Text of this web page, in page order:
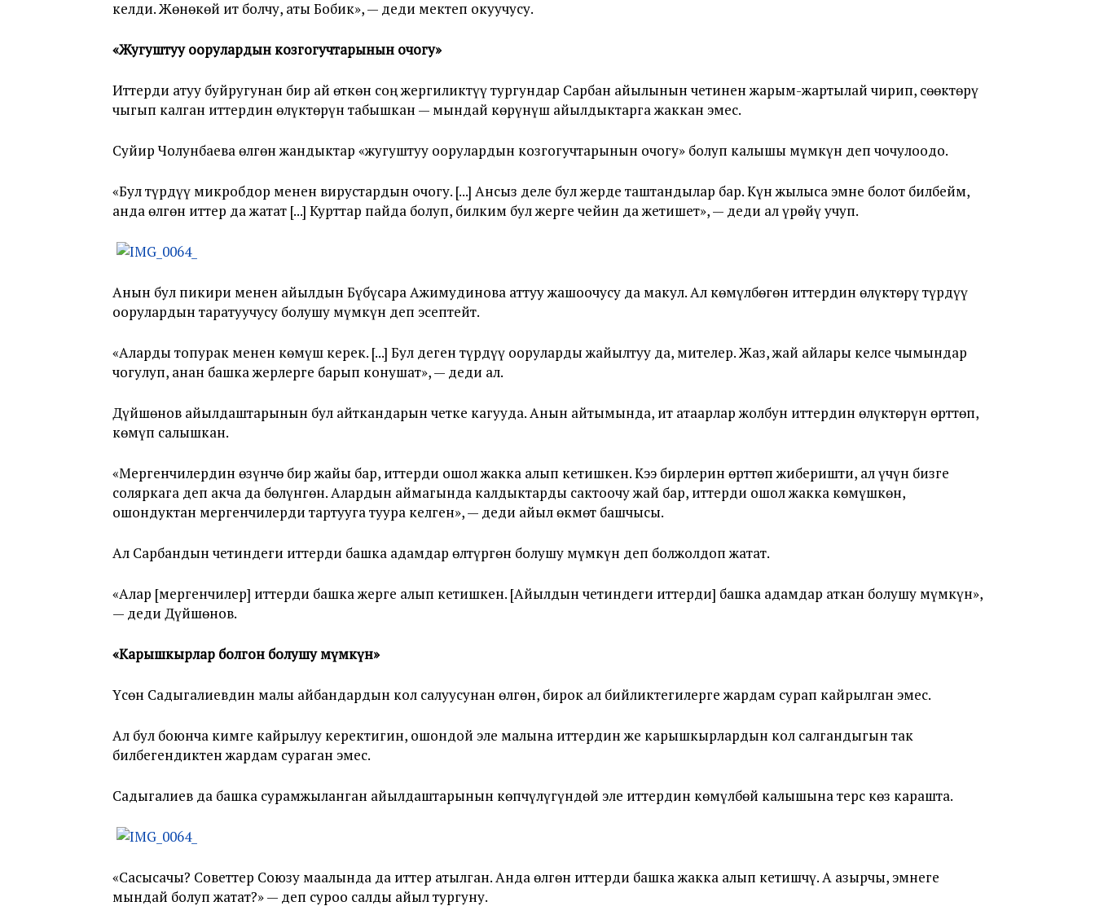
келди. Жөнөкөй ит болчу, аты Бобик», — деди мектеп окуучусу.
«Жугуштуу оорулардын козгогучтарынын очогу»
Иттерди атуу буйругунан бир ай өткөн соң жергиликтүү тургундар Сарбан айылынын четинен жарым-жартылай чирип, сөөктөрү
чыгып калган иттердин өлүктөрүн табышкан — мындай көрүнүш айылдыктарга жаккан эмес.
Суйир Чолунбаева өлгөн жандыктар «жугуштуу оорулардын козгогучтарынын очогу» болуп калышы мүмкүн деп чочулоодо.
«Бул түрдүү микробдор менен вирустардын очогу. [...] Ансыз деле бул жерде таштандылар бар. Күн жылыса эмне болот билбейм,
анда өлгөн иттер да жатат [...] Курттар пайда болуп, билким бул жерге чейин да жетишет», — деди ал үрөйү учуп.
Анын бул пикири менен айылдын Бүбүсара Ажимудинова аттуу жашоочусу да макул. Ал көмүлбөгөн иттердин өлүктөрү түрдүү
оорулардын таратуучусу болушу мүмкүн деп эсептейт.
«Аларды топурак менен көмүш керек. [...] Бул деген түрдүү ооруларды жайылтуу да, мителер. Жаз, жай айлары келсе чымындар
чогулуп, анан башка жерлерге барып конушат», — деди ал.
Дүйшөнов айылдаштарынын бул айткандарын четке кагууда. Анын айтымында, ит атаарлар жолбун иттердин өлүктөрүн өрттөп,
көмүп салышкан.
«Мергенчилердин өзүнчө бир жайы бар, иттерди ошол жакка алып кетишкен. Кээ бирлерин өрттөп жиберишти, ал үчүн бизге
соляркага деп акча да бөлүнгөн. Алардын аймагында калдыктарды сактоочу жай бар, иттерди ошол жакка көмүшкөн,
ошондуктан мергенчилерди тартууга туура келген», — деди айыл өкмөт башчысы.
Ал Сарбандын четиндеги иттерди башка адамдар өлтүргөн болушу мүмкүн деп болжолдоп жатат.
«Алар [мергенчилер] иттерди башка жерге алып кетишкен. [Айылдын четиндеги иттерди] башка адамдар аткан болушу мүмкүн»,
— деди Дүйшөнов.
«Карышкырлар болгон болушу мүмкүн»
Үсөн Садыгалиевдин малы айбандардын кол салуусунан өлгөн, бирок ал бийликтегилерге жардам сурап кайрылган эмес.
Ал бул боюнча кимге кайрылуу керектигин, ошондой эле малына иттердин же карышкырлардын кол салгандыгын так
билбегендиктен жардам сураган эмес.
Садыгалиев да башка сурамжыланган айылдаштарынын көпчүлүгүндөй эле иттердин көмүлбөй калышына терс көз карашта.
«Сасысачы? Советтер Союзу маалында да иттер атылган. Анда өлгөн иттерди башка жакка алып кетишчү. А азырчы, эмнеге
мындай болуп жатат?» — деп суроо салды айыл тургуну.